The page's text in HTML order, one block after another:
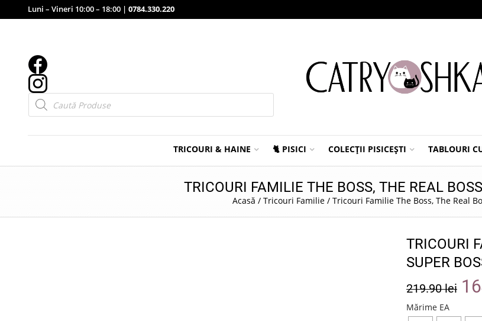
Luni – Vineri 10:00 – 18:00 | 0784.330.220
Products
search
TRICOURI & HAINE 🐈 PISICI COLECȚII PISICEȘTI TABLOURI
TRICOURI FAMILIE THE BOSS, THE REAL
Acasă / Tricouri Familie/ Tricouri Familie The Boss, The Real
TRICOURI
SUPER
219.90lei
Mărime EA